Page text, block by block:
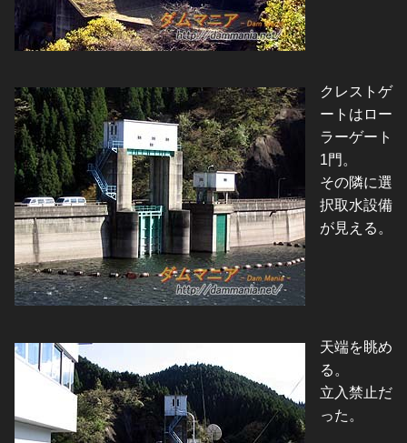
クレストゲ
ートはロー
ラーゲート
1門。
その隣に選
択取水設備
が見える。
天端を眺め
る。
立入禁止だ
った。